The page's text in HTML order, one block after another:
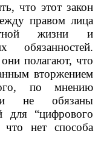
что этот закон
правом лица
жизни и
обязанностей.
полагают, что
вторжением
по мнению
не обязаны
для “цифрового
нет способа